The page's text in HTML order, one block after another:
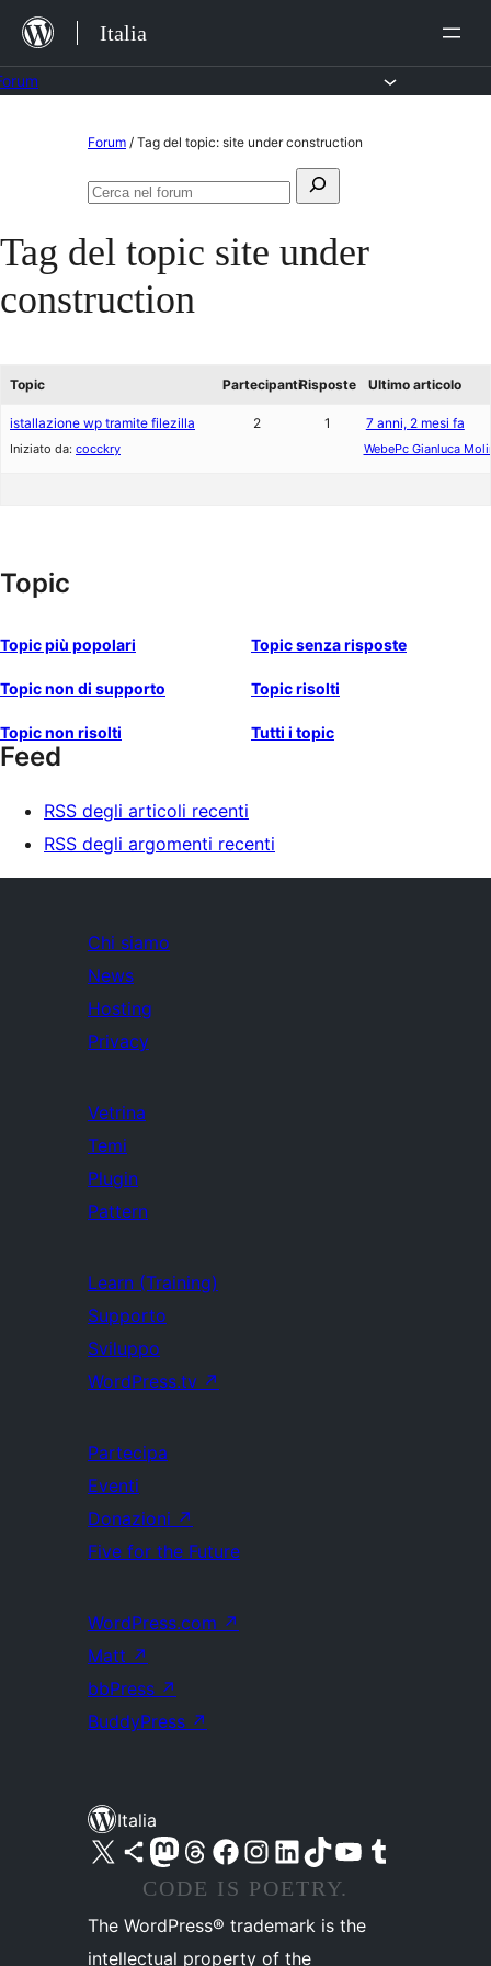
Salta
contenuto
Italia
Forum / Tag del topic: site under construction
Cerca:
Cerca
forum
Tag del topic site under
construction
Topic PartecipantiRisposte Ultimo articolo
istallazione wp tramite filezilla
Iniziato da: cocckry
2 1 7 anni, 2 mesi fa
WebePc Gianluca
Topic
Topic più popolari Topic senza risposte
Topic non di supporto Topic risolti
Topic non risolti Tutti i topic
Feed
RSS degli articoli recenti
RSS degli argomenti recenti
Chi siamo
News
Hosting
Privacy
Vetrina
Temi
Plugin
Pattern
Learn (Training)
Supporto
Sviluppo
WordPress.tv ↗
Partecipa
Eventi
Donazioni ↗
Five for the Future
WordPress.com ↗
Matt ↗
bbPress ↗
BuddyPress ↗
Italia
Visita il nostro account X (ex Twitter)
Visita il nostro account Bluesky
Visita il nostro account Mastodon
Visita il nostro account Threads
Visita la nostra pagina Facebook
Visita il nostro account Instagram
Visita il nostro account LinkedIn
Visita il nostro account TikTok
Visita il nostro canale YouTube
Visita il nostro account Tumblr
CODE IS POETRY.
The WordPress® trademark is the
intellectual property of the